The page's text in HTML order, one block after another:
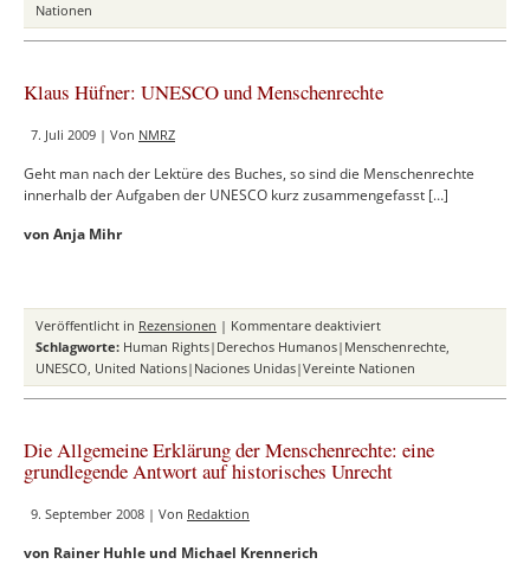
als
Nationen
Klaus Hüfner: UNESCO und Menschenrechte
7. Juli 2009 | Von NMRZ
Geht man nach der Lektüre des Buches, so sind die Menschenrechte
innerhalb der Aufgaben der UNESCO kurz zusammengefasst […]
von Anja Mihr
Veröffentlicht in Rezensionen | Kommentare deaktiviertfür
Klaus
Hüfner:
UNESCO
Schlagworte: Human Rights|Derechos Humanos|Menschenrechte,
UNESCO, United Nations|Naciones Unidas|Vereinte Nationen
Die Allgemeine Erklärung der Menschenrechte: eine
grundlegende Antwort auf historisches Unrecht
9. September 2008 | Von Redaktion
von Rainer Huhle und Michael Krennerich